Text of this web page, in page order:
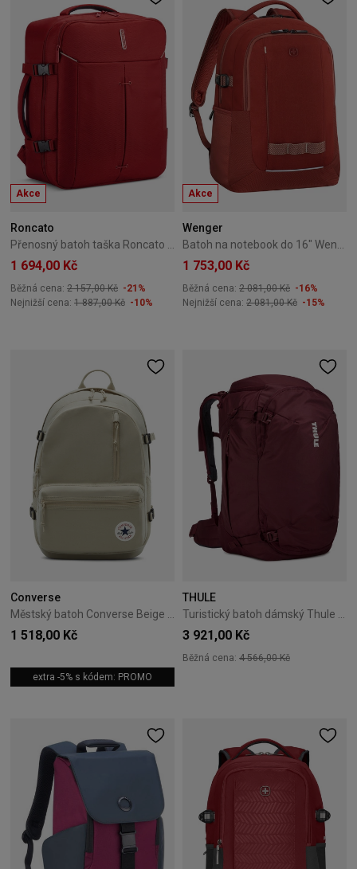
Akce
Roncato
Přenosný batoh taška Roncato Ironik 2.0 40L – červený
1 694,00 Kč
Běžná cena: 2 157,00 Kč -21%
Nejnižší cena: 1 887,00 Kč -10%
Akce
Wenger
Batoh na notebook do 16" Wenger Ryde Červený
1 753,00 Kč
Běžná cena: 2 081,00 Kč -16%
Nejnižší cena: 2 081,00 Kč -15%
Converse
Městský batoh Converse Beige 10021138-A36
1 518,00 Kč
extra -5% s kódem: PROMO
THULE
Turistický batoh dámský Thule Landmark 40L červený
3 921,00 Kč
Běžná cena: 4 566,00 Kč